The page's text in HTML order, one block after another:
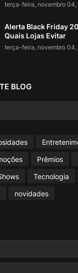
terça-feira, novembro 04,
Alerta Black Friday
Quais Lojas Evitar
terça-feira, novembro 04,
BLOG
Prêmios
Tecnologia
novidades